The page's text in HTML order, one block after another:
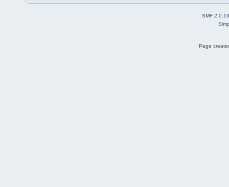
SMF 2.0.19
Page